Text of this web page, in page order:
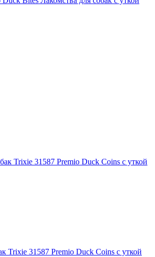
Trixie 31587 Premio Duck Coins с уткой